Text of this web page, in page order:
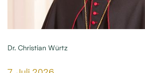
Dr. Christian Würtz